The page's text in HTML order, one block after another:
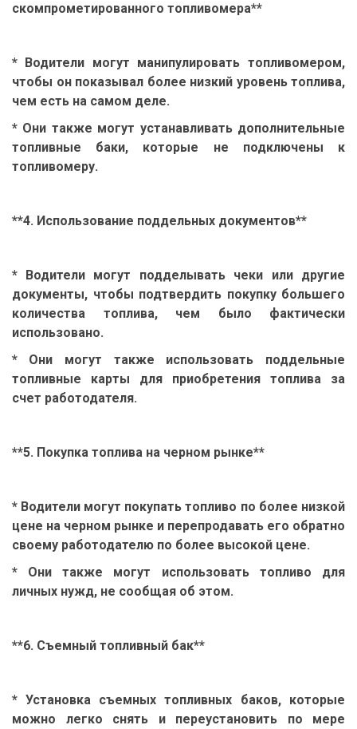
скомпрометированного топливомера**
* Водители могут манипулировать топливомером,
чтобы он показывал более низкий уровень топлива,
чем есть на самом деле.
* Они также могут устанавливать дополнительные
топливные баки, которые не подключены к
топливомеру.
**4. Использование поддельных документов**
* Водители могут подделывать чеки или другие
документы, чтобы подтвердить покупку большего
количества топлива, чем было фактически
использовано.
* Они могут также использовать поддельные
топливные карты для приобретения топлива за
счет работодателя.
**5. Покупка топлива на черном рынке**
* Водители могут покупать топливо по более низкой
цене на черном рынке и перепродавать его обратно
своему работодателю по более высокой цене.
* Они также могут использовать топливо для
личных нужд, не сообщая об этом.
**6. Съемный топливный бак**
* Установка съемных топливных баков, которые
можно легко снять и переустановить по мере